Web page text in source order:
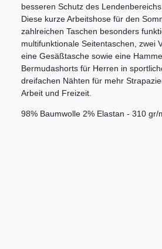
besseren Schutz des Lendenbereichs.
Diese kurze Arbeitshose für den
zahlreichen Taschen besonders
multifunktionale Seitentaschen, zwei
eine Gesäßtasche sowie eine
Bermudashorts für Herren in
dreifachen Nähten für mehr
Arbeit und Freizeit.
98% Baumwolle 2% Elastan - 310 gr/